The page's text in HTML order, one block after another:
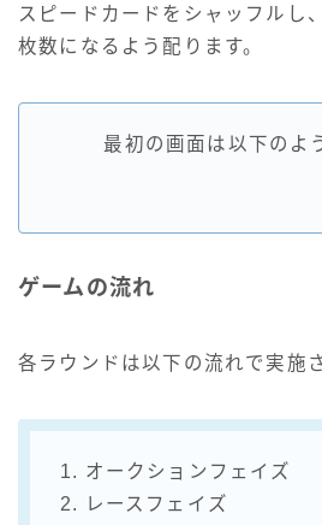
スピードカードをシャッフルし
枚数になるよう配ります。
最初の画面は以下のよ
ゲームの流れ
各ラウンドは以下の流れで実施
1. オークションフェイズ
2. レースフェイズ